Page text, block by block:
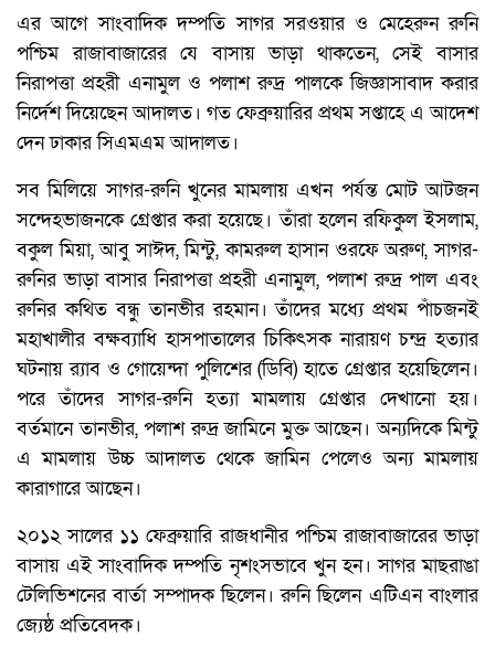
এর আগে সাংবাদিক দম্পতি সাগর সরওয়ার ও মেহেরুন রুনি
পশ্চিম রাজাবাজারের যে বাসায় ভাড়া থাকতেন, সেই বাসার
নিরাপত্তা প্রহরী এনামুল ও পলাশ রুদ্র পালকে জিজ্ঞাসাবাদ করার
নির্দেশ দিয়েছেন আদালত। গত ফেব্রুয়ারির প্রথম সপ্তাহে এ আদেশ
দেন ঢাকার সিএমএম আদালত।
সব মিলিয়ে সাগর-রুনি খুনের মামলায় এখন পর্যন্ত মোট আটজন
সন্দেহভাজনকে গ্রেপ্তার করা হয়েছে। তাঁরা হলেন রফিকুল ইসলাম,
বকুল মিয়া, আবু সাঈদ, মিন্টু, কামরুল হাসান ওরফে অরুণ, সাগর-
রুনির ভাড়া বাসার নিরাপত্তা প্রহরী এনামুল, পলাশ রুদ্র পাল এবং
রুনির কথিত বন্ধু তানভীর রহমান। তাঁদের মধ্যে প্রথম পাঁচজনই
মহাখালীর বক্ষব্যাধি হাসপাতালের চিকিৎসক নারায়ণ চন্দ্র হত্যার
ঘটনায় র‍্যাব ও গোয়েন্দা পুলিশের (ডিবি) হাতে গ্রেপ্তার হয়েছিলেন।
পরে তাঁদের সাগর-রুনি হত্যা মামলায় গ্রেপ্তার দেখানো হয়।
বর্তমানে তানভীর, পলাশ রুদ্র জামিনে মুক্ত আছেন। অন্যদিকে মিন্টু
এ মামলায় উচ্চ আদালত থেকে জামিন পেলেও অন্য মামলায়
কারাগারে আছেন।
২০১২ সালের ১১ ফেব্রুয়ারি রাজধানীর পশ্চিম রাজাবাজারের ভাড়া
বাসায় এই সাংবাদিক দম্পতি নৃশংসভাবে খুন হন। সাগর মাছরাঙা
টেলিভিশনের বার্তা সম্পাদক ছিলেন। রুনি ছিলেন এটিএন বাংলার
জ্যেষ্ঠ প্রতিবেদক।